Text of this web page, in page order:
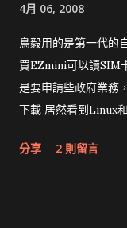
4月 06, 2008
鳥毅用的是第一代的
買EZmini可以讀SIM
是要申請些政府業務
下載 居然看到Linux
分享 2 則留言